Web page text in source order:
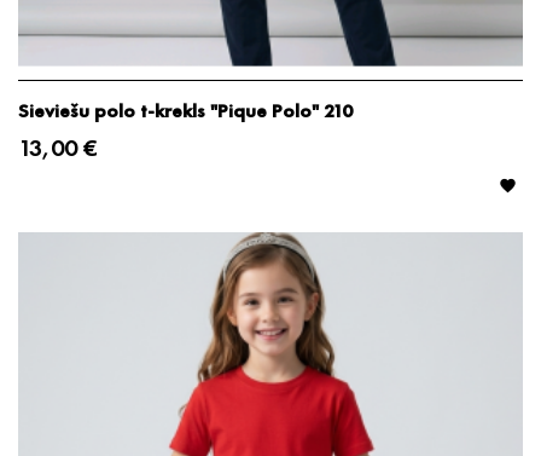
Sieviešu polo t-krekls "Pique Polo" 210
13,00 €
